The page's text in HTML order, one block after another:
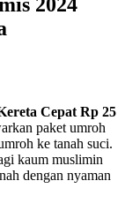
Cepat Rp 25
paket umroh
ke tanah suci.
kaum muslimin
dengan nyaman